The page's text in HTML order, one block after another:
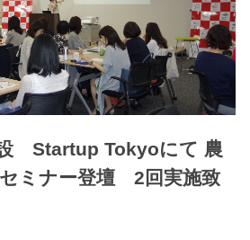
Startup Tokyoにて 農
ミナー登壇 2回実施致